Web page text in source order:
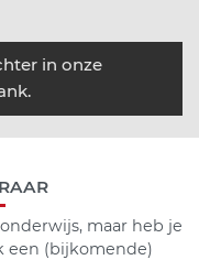
in onze
maar heb je
een (bijkomende)